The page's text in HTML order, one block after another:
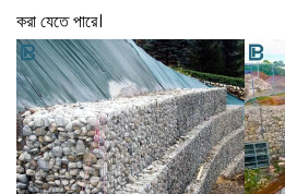
করা যেতে পারে।